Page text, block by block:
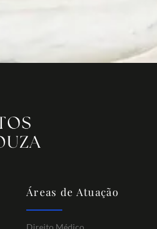
Áreas de Atuação
Direito Médico